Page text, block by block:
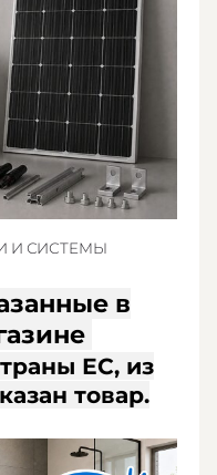
в
е
ЕС, из
товар.
И СИСТЕМЫ